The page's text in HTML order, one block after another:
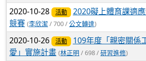
2020-10-28 活動
2020礙上體育課適
競賽 (李欣潔 / 700 /公文轉達)
2020-10-26 活動
109年度「親密關係
愛」實施計畫 (林正明 / 698 /研習進修)